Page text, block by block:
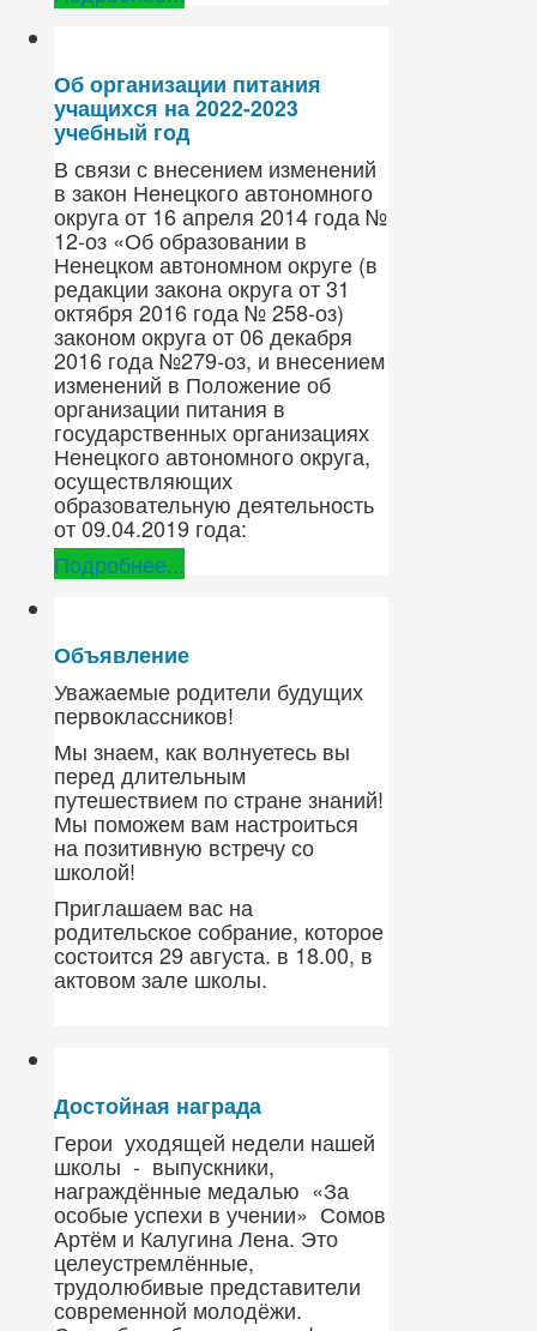
Об организации питания
учащихся на 2022-2023
учебный год
В связи с внесением изменений
в закон Ненецкого автономного
округа от 16 апреля 2014 года №
12-оз «Об образовании в
Ненецком автономном округе (в
редакции закона округа от 31
октября 2016 года № 258-оз)
законом округа от 06 декабря
2016 года №279-оз, и внесением
изменений в Положение об
организации питания в
государственных организациях
Ненецкого автономного округа,
осуществляющих
образовательную деятельность
от 09.04.2019 года:
Подробнее...
Объявление
Уважаемые родители будущих
первоклассников!
Мы знаем, как волнуетесь вы
перед длительным
путешествием по стране знаний!
Мы поможем вам настроиться
на позитивную встречу со
школой!
Приглашаем вас на
родительское собрание, которое
состоится 29 августа. в 18.00, в
актовом зале школы.
Достойная награда
Герои уходящей недели нашей
школы - выпускники,
награждённые медалью «За
особые успехи в учении» Сомов
Артём и Калугина Лена. Это
целеустремлённые,
трудолюбивые представители
современной молодёжи.